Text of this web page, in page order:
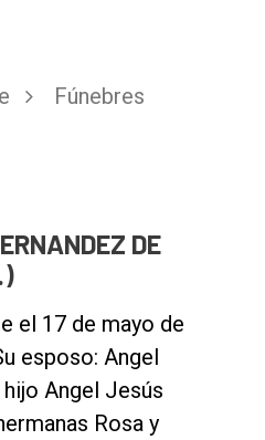
Fúnebres
DE
el 17 de mayo de
esposo: Angel
Angel Jesús
Rosa y